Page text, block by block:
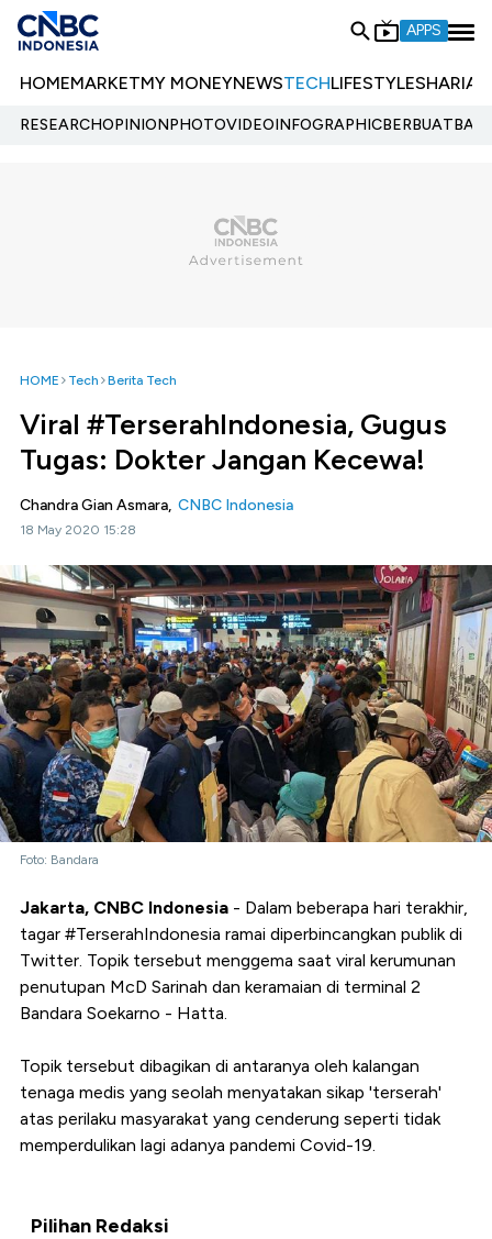
APPS
HOMEMARKETMY MONEYNEWSTECHLIFESTYLESHARIA
RESEARCHOPINIONPHOTOVIDEOINFOGRAPHIC
HOME Tech Berita Tech
Viral #TerserahIndonesia, Gugus
Tugas: Dokter Jangan Kecewa!
Chandra Gian Asmara, CNBC Indonesia
18 May 2020 15:28
Foto: Bandara
Jakarta, CNBC Indonesia - Dalam beberapa hari terakhir,
tagar #TerserahIndonesia ramai diperbincangkan publik di
Twitter. Topik tersebut menggema saat viral kerumunan
penutupan McD Sarinah dan keramaian di terminal 2
Bandara Soekarno - Hatta.
Topik tersebut dibagikan di antaranya oleh kalangan
tenaga medis yang seolah menyatakan sikap 'terserah'
atas perilaku masyarakat yang cenderung seperti tidak
memperdulikan lagi adanya pandemi Covid-19.
Pilihan Redaksi